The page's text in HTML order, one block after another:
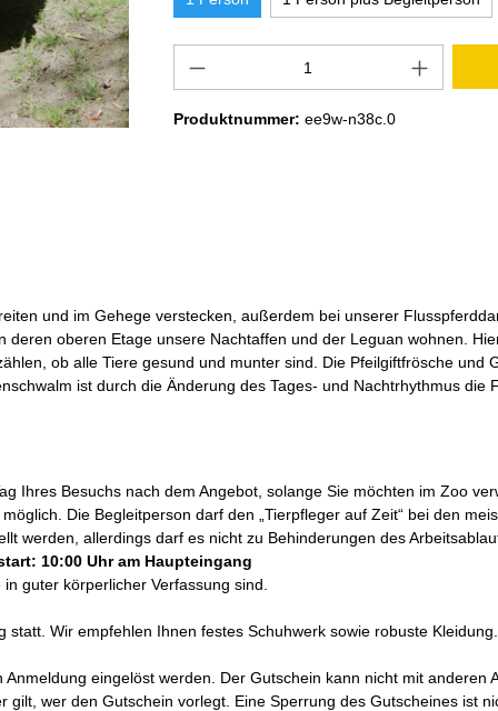
Produktnummer: ee9w-n38c.0
und im Gehege verstecken, außerdem bei unserer
oberen Etage unsere Nachtaffen und der Leguan wohnen.
ob alle Tiere gesund und munter sind. Die Pfeilgiftfrösche
ist durch die Änderung des Tages- und Nachtrhythmus
Ihres Besuchs nach dem Angebot, solange Sie möchten im Zoo
Die Begleitperson darf den „Tierpfleger auf Zeit“ bei den
werden, allerdings darf es nicht zu Behinderungen des
10:00 Uhr am Haupteingang
guter körperlicher Verfassung sind.
statt. Wir empfehlen Ihnen festes Schuhwerk sowie robuste
eingelöst werden. Der Gutschein kann nicht mit
gilt, wer den Gutschein vorlegt. Eine Sperrung des Gutscheines ist